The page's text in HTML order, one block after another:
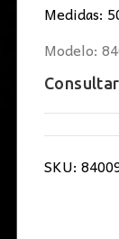
Medidas:
Modelo:
SKU: